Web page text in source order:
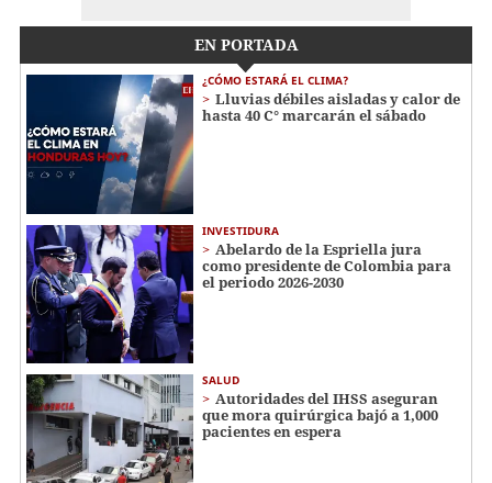
EN PORTADA
¿CÓMO ESTARÁ EL CLIMA?
Lluvias débiles aisladas y calor de
hasta 40 C° marcarán el sábado
INVESTIDURA
Abelardo de la Espriella jura
como presidente de Colombia para
el periodo 2026-2030
SALUD
Autoridades del IHSS aseguran
que mora quirúrgica bajó a 1,000
pacientes en espera